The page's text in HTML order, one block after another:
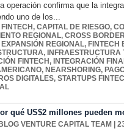
operación confirma que la
uno de los...
, CAPITAL DE RIESGO,
REGIONAL, CROSS
EXPANSIÓN REGIONAL, FINTECH
,
FINTECH , INTEGRACIÓN
, NEARSHORING,
DIGITALES, STARTUPS
qué US$2 millones pueden
VENTURE CAPITAL TEAM |